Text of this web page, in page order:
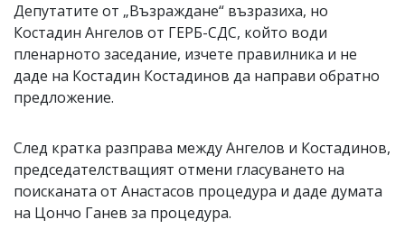
Депутатите от „Възраждане“ възразиха, но
Костадин Ангелов от ГЕРБ-СДС, който води
пленарното заседание, изчете правилника и не
даде на Костадин Костадинов да направи обратно
предложение.
След кратка разправа между Ангелов и Костадинов,
председателстващият отмени гласуването на
поисканата от Анастасов процедура и даде думата
на Цончо Ганев за процедура.